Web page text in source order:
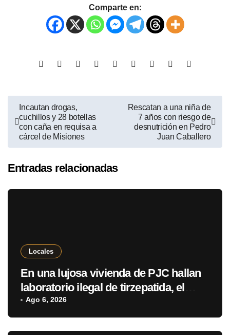
Comparte en:
Incautan drogas,
cuchillos y 28 botellas
con caña en requisa a
cárcel de Misiones
Rescatan a una niña de
7 años con riesgo de
desnutrición en Pedro
Juan Caballero
Entradas relacionadas
Locales
En una lujosa vivienda de PJC hallan
laboratorio ilegal de tirzepatida, el
fármaco de moda para adelgazar
Ago 6, 2026